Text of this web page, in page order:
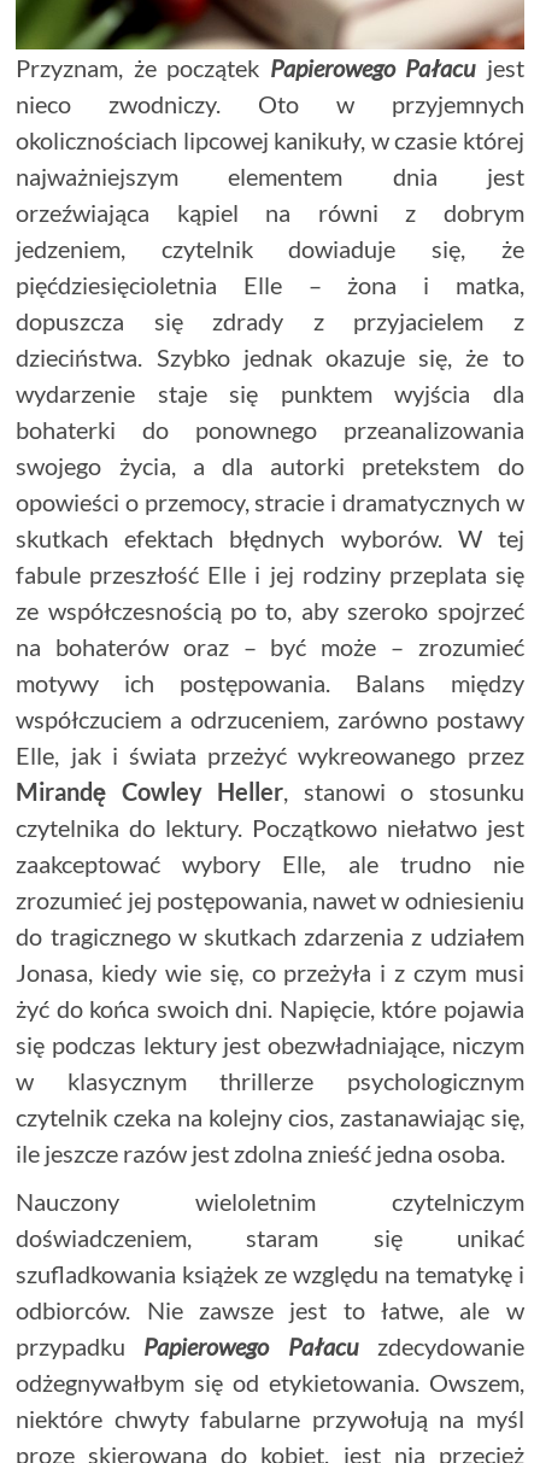
Przyznam, że początek Papierowego Pałacu jest
nieco zwodniczy. Oto w przyjemnych
okolicznościach lipcowej kanikuły, w czasie której
najważniejszym elementem dnia jest
orzeźwiająca kąpiel na równi z dobrym
jedzeniem, czytelnik dowiaduje się, że
pięćdziesięcioletnia Elle – żona i matka,
dopuszcza się zdrady z przyjacielem z
dzieciństwa. Szybko jednak okazuje się, że to
wydarzenie staje się punktem wyjścia dla
bohaterki do ponownego przeanalizowania
swojego życia, a dla autorki pretekstem do
opowieści o przemocy, stracie i dramatycznych w
skutkach efektach błędnych wyborów. W tej
fabule przeszłość Elle i jej rodziny przeplata się
ze współczesnością po to, aby szeroko spojrzeć
na bohaterów oraz – być może – zrozumieć
motywy ich postępowania. Balans między
współczuciem a odrzuceniem, zarówno postawy
Elle, jak i świata przeżyć wykreowanego przez
Mirandę Cowley Heller, stanowi o stosunku
czytelnika do lektury. Początkowo niełatwo jest
zaakceptować wybory Elle, ale trudno nie
zrozumieć jej postępowania, nawet w odniesieniu
do tragicznego w skutkach zdarzenia z udziałem
Jonasa, kiedy wie się, co przeżyła i z czym musi
żyć do końca swoich dni. Napięcie, które pojawia
się podczas lektury jest obezwładniające, niczym
w klasycznym thrillerze psychologicznym
czytelnik czeka na kolejny cios, zastanawiając się,
ile jeszcze razów jest zdolna znieść jedna osoba.
Nauczony wieloletnim czytelniczym
doświadczeniem, staram się unikać
szufladkowania książek ze względu na tematykę i
odbiorców. Nie zawsze jest to łatwe, ale w
przypadku Papierowego Pałacuzdecydowanie
odżegnywałbym się od etykietowania. Owszem,
niektóre chwyty fabularne przywołują na myśl
prozę skierowaną do kobiet, jest nią przecież